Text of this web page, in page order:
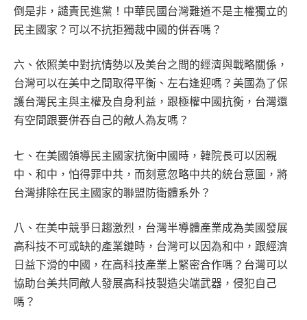
倒是非，譴責民進黨！中華民國台灣難道不是主權獨立的
民主國家？可以不抗拒獨裁中國的併吞嗎？
六、依照美中對抗情勢以及美台之間的經濟與戰略關係，
台灣可以在美中之間取得平衡、左右逢迎嗎？美國為了保
護台灣民主與主權及自身利益，跟極權中國抗衡，台灣還
有空間跟要併吞自己的敵人為友嗎？
七、在美國領導民主國家抗衡中國時，韓院長可以因親
中、和中，怕得罪中共，而刻意忽略中共的統台意圖，將
台灣排除在民主國家的聯盟防衛體系外？
八、在美中競爭日趨激烈，台灣半導體產業成為美國發展
高科技不可或缺的產業鏈時，台灣可以因為和中，跟經濟
日益下滑的中國，在高科技產業上緊密合作嗎？台灣可以
協助台美共同敵人發展高科技製造尖端武器，侵犯自己
嗎？